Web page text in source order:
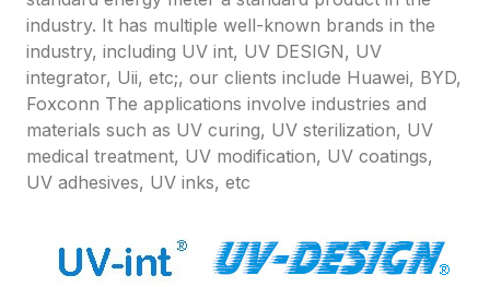
industry. It has multiple well-known brands in the
industry, including UV int, UV DESIGN, UV
integrator, Uii, etc;, our clients include Huawei, BYD,
Foxconn The applications involve industries and
materials such as UV curing, UV sterilization, UV
medical treatment, UV modification, UV coatings,
UV adhesives, UV inks, etc